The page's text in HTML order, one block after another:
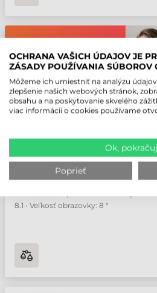
TERMINÁL
Číslo produktu:
Výrobca:
8.1 • Veľkosť obrazovky: 8 "
OCHRANA VAŠICH ÚDAJOV JE
ZÁSADY POUŽÍVANIA SÚBOROV
Môžeme ich umiestniť na analýzu
zlepšenie našich webových stránok,
obsahu a na poskytovanie skvelého
viac informácií o cookies používame
Ok,
Poprieť